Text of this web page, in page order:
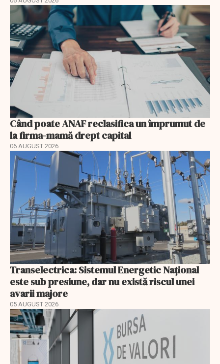
Când poate ANAF reclasifica un împrumut de
la firma-mamă drept capital
06 AUGUST 2026
Transelectrica: Sistemul Energetic Național
este sub presiune, dar nu există riscul unei
avarii majore
05 AUGUST 2026